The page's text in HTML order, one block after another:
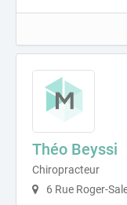
Théo Beyssi
Chiropracteur
6 Rue Roger-